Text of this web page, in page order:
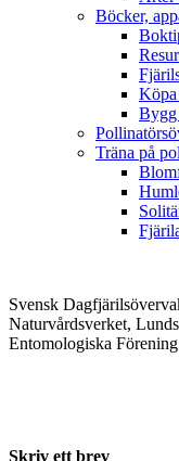
Böcker,
Träna på
Svensk
Naturvårdsverket,
Entomologiska
Skriv ett brev